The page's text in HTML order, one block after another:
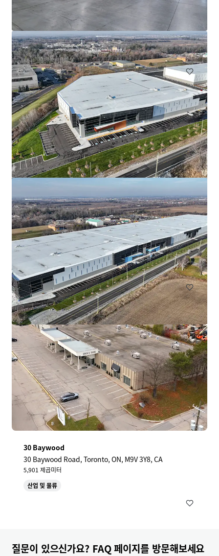
866 Langs Drive
866 Langs Drive, Cambridge, ON, N3H 5P6, CA
14,449 제곱미터
산업 및 물류
Aurora Mills
175 Melvin Robson Avenue, Aurora, L4G 7B4, CA
1,088 제곱미터
산업 및 물류
30 Baywood
30 Baywood Road, Toronto, ON, M9V 3Y8, CA
5,901 제곱미터
산업 및 물류
질문이 있으신가요? FAQ 페이지를 방문해보세요